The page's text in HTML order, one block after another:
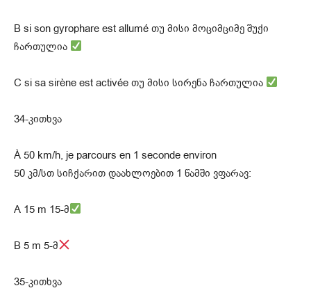
B si son gyrophare est allumé თუ მისი მოციმციმე შუქი
ჩართულია
C si sa sirène est activée თუ მისი სირენა ჩართულია
34-კითხვა
À 50 km/h, je parcours en 1 seconde environ
50 კმ/სთ სიჩქარით დაახლოებით 1 წამში ვფარავ:
A 15 m 15-მ
В 5 m 5-მ
35-კითხვა